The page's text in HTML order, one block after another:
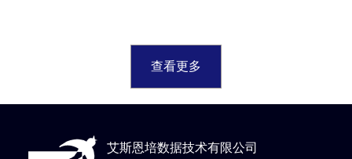
查看更多
艾斯恩培数据技术有限公司